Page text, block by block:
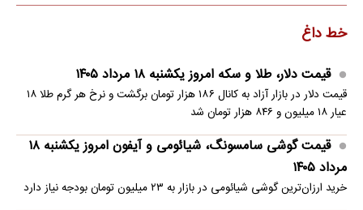
خط داغ
قیمت دلار، طلا و سکه امروز یکشنبه ۱۸ مرداد ۱۴۰۵
قیمت دلار در بازار آزاد به کانال ۱۸۶ هزار تومان برگشت و نرخ هر گرم طلا ۱۸
عیار ۱۸ میلیون و ۸۴۶ هزار تومان شد
قیمت گوشی سامسونگ، شیائومی و آیفون امروز یکشنبه ۱۸
مرداد ۱۴۰۵
خرید ارزان‌ترین گوشی شیائومی در بازار به ۲۳ میلیون تومان بودجه نیاز دارد